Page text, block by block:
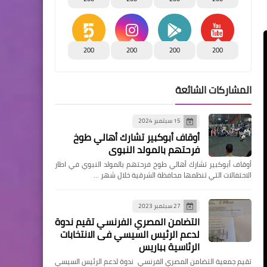
200
200
200
200
المشاركات الشائعة
15 سبتمبر 2024
أوقاف أبوكبير تشارك أهالي طوخ
فرحتهم بالمولد النبوي
أوقاف أبوكبير تشارك أهالي طوخ فرحتهم بالمولد النبوي في اطار
الاحتفالات التي تنظمها محافظة الشرقية خلال شهر …
27 سبتمبر 2023
التضامن المصري الفرنسي تقيم ندوة
لدعم الرئيس السيسي فى الانتخابات
الرئاسية بباريس
تقيم جمعية التضامن المصري الفرنسي ندوة لدعم الرئيس السيسي